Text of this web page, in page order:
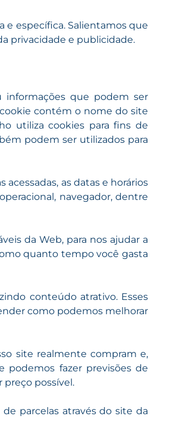
e específica. Salientamos que
privacidade e publicidade.
informações que podem ser
contém o nome do site
utiliza cookies para fins de
podem ser utilizados para
as datas e horários
navegador, dentre
da Web, para nos ajudar a
quanto tempo você gasta
conteúdo atrativo. Esses
como podemos melhorar
site realmente compram e,
podemos fazer previsões de
possível.
parcelas através do site da